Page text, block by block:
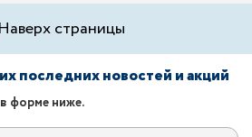
Наверх страницы
последних новостей и акций
форме ниже.